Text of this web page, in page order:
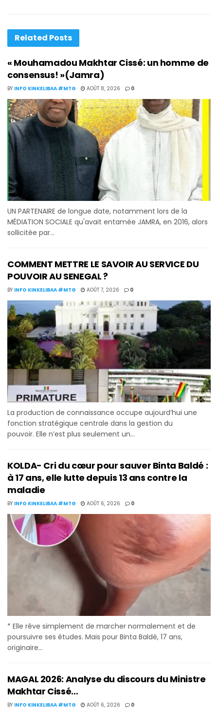
Related Posts
« Mouhamadou Makhtar Cissé: un homme de
consensus! »(Jamra)
BY INFO KINKELIBAA #MTG AOÛT 8, 2026 0
UN PARTENAIRE de longue date, notamment lors de la
MÉDIATION SOCIALE qu'avait entamée JAMRA, en 2016, alors
sollicitée par...
COMMENT METTRE LE SAVOIR AU SERVICE DU
POUVOIR AU SENEGAL ?
BY INFO KINKELIBAA #MTG AOÛT 7, 2026 0
La production de connaissance occupe aujourd’hui une
fonction stratégique centrale dans la gestion du
pouvoir. Elle n’est plus seulement un...
KOLDA- Cri du cœur pour sauver Binta Baldé :
à 17 ans, elle lutte depuis 13 ans contre la
maladie
BY INFO KINKELIBAA #MTG AOÛT 6, 2026 0
* Elle rêve simplement de marcher normalement et de
poursuivre ses études. Mais pour Binta Baldé, 17 ans,
originaire...
MAGAL 2026: Analyse du discours du Ministre
Makhtar Cissé…
BY INFO KINKELIBAA #MTG AOÛT 6, 2026 0